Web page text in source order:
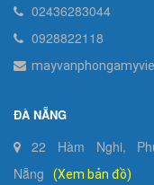
02436283044
0928822118
ĐÀ NẴNG
22 Hàm Nghi,
Nẵng
(Xem bản đồ)